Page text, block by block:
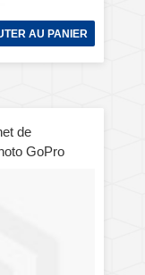
AU PANIER
de
GoPro